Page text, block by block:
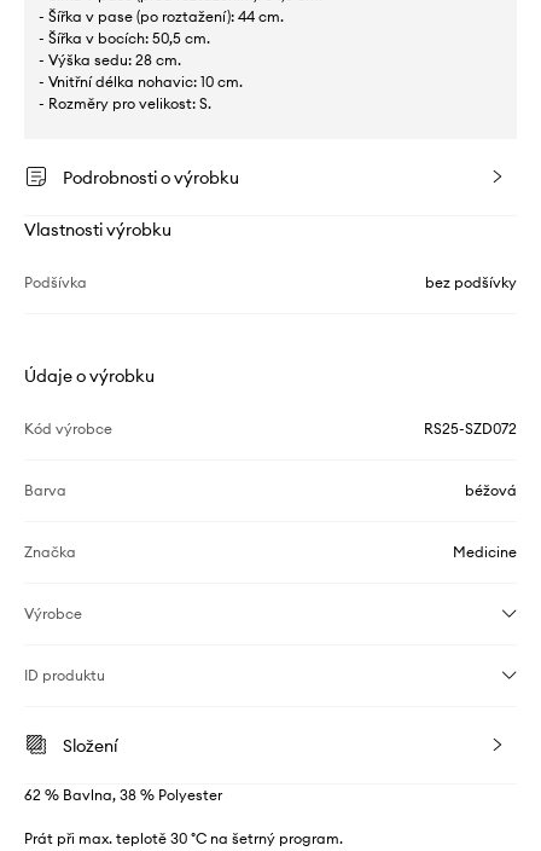
- Šířka v pase (po roztažení): 44 cm.
- Šířka v bocích: 50,5 cm.
- Výška sedu: 28 cm.
- Vnitřní délka nohavic: 10 cm.
- Rozměry pro velikost: S.
Podrobnosti o výrobku
Vlastnosti výrobku
Podšívka bez podšívky
Údaje o výrobku
Kód výrobce RS25-SZD072
Barva béžová
Značka Medicine
Výrobce
ID produktu
Složení
62 % Bavlna, 38 % Polyester
Prát při max. teplotě 30 °C na šetrný program.